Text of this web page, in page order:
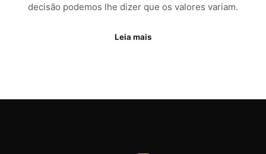
decisão podemos lhe dizer que os valores variam.
Leia mais